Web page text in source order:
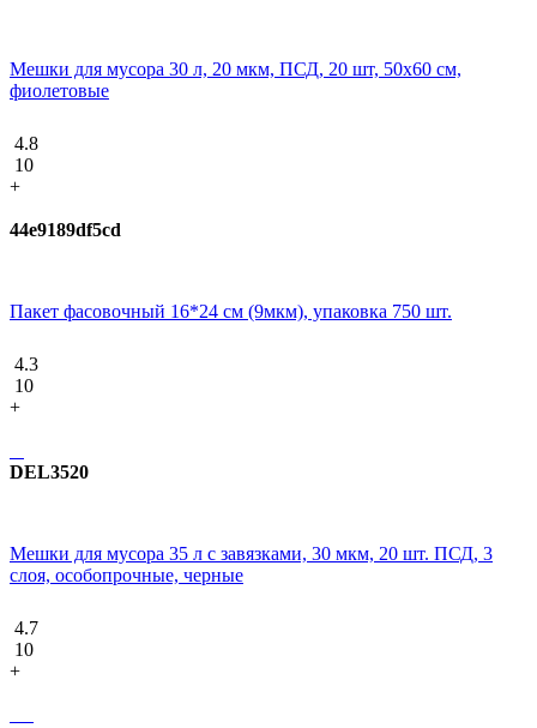
Мешки для мусора 30 л, 20 мкм, ПСД, 20 шт, 50х60 см,
фиолетовые
4.8
10
+
44e9189df5cd
Пакет фасовочный 16*24 см (9мкм), упаковка 750 шт.
4.3
10
+
DEL3520
Мешки для мусора 35 л с завязками, 30 мкм, 20 шт. ПСД, 3
слоя, особопрочные, черные
4.7
10
+